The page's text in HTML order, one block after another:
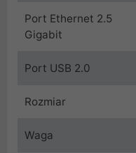
Port Ethernet 2.5
Gigabit
Port USB 2.0
Rozmiar
Waga